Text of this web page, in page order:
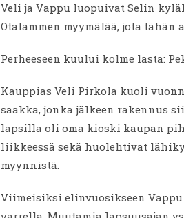
Veli ja Vappu luopuivat Selin
Otalammen myymälää, jota
Perheeseen kuului kolme lasta:
Kauppias Veli Pirkola kuoli
saakka, jonka jälkeen rakennus
lapsilla oli oma kioski kaupan
liikkeessä sekä huolehtivat
myynnistä.
Viimeisiksi elinvuosikseen